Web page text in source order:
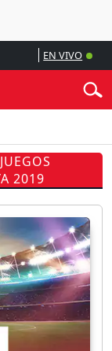
EN VIVO
2019